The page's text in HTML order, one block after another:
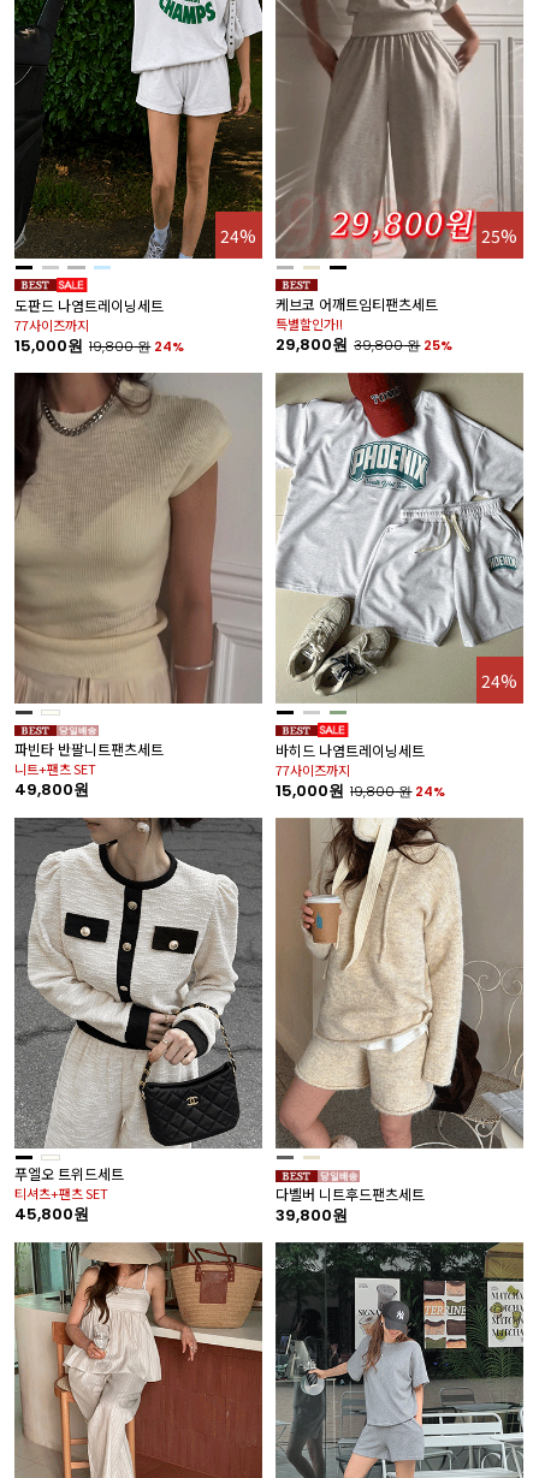
24%
도판드 나염트레이닝세트
77사이즈까지
15,000원 19,800원 24%
25%
케브코 어깨트임티팬츠세트
특별할인가!!
29,800원 39,800원 25%
파빈타 반팔니트팬츠세트
니트+팬츠 SET
49,800원
24%
바히드 나염트레이닝세트
77사이즈까지
15,000원 19,800원 24%
푸엘오 트위드세트
티셔츠+팬츠 SET
45,800원
다벨버 니트후드팬츠세트
39,800원